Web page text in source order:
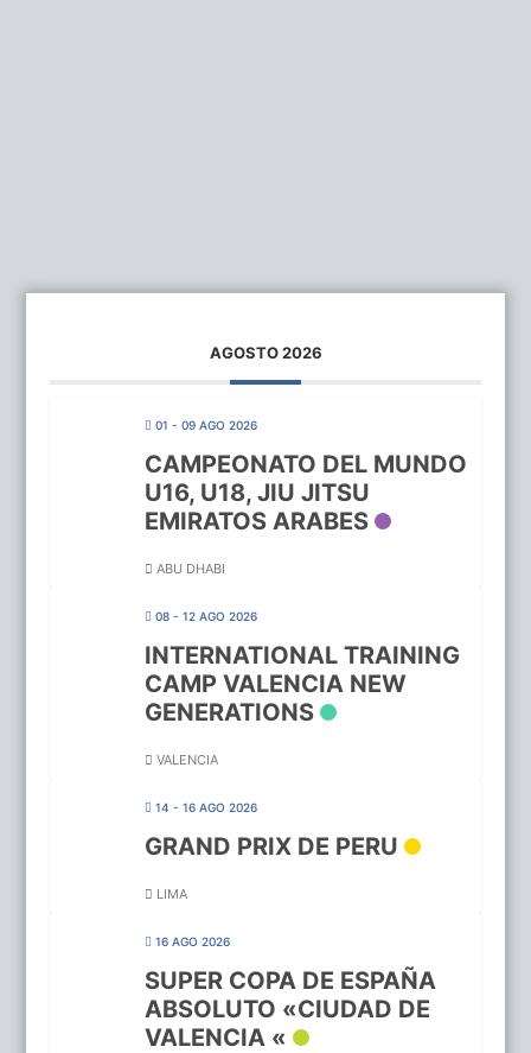
AGOSTO 2026
01 - 09 AGO 2026
CAMPEONATO DEL MUNDO
U16, U18, JIU JITSU
EMIRATOS ARABES
ABU DHABI
08 - 12 AGO 2026
INTERNATIONAL TRAINING
CAMP VALENCIA NEW
GENERATIONS
VALENCIA
14 - 16 AGO 2026
GRAND PRIX DE PERU
LIMA
16 AGO 2026
SUPER COPA DE ESPAÑA
ABSOLUTO «CIUDAD DE
VALENCIA «